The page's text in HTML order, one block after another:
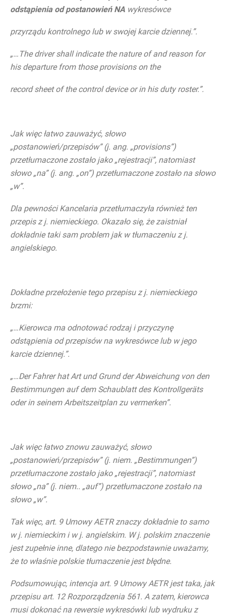
odstąpienia od postanowień NA wykresówce
przyrządu kontrolnego lub w swojej karcie dziennej.”.
„…The driver shall indicate the nature of and reason for
his departure from those provisions on the
record sheet of the control device or in his duty roster.”.
Jak więc łatwo zauważyć, słowo
„postanowień/przepisów” (j. ang. „provisions”)
przetłumaczone zostało jako „rejestracji”, natomiast
słowo „na” (j. ang. „on”) przetłumaczone zostało na słowo
„w”.
Dla pewności Kancelaria przetłumaczyła również ten
przepis z j. niemieckiego. Okazało się, że zaistniał
dokładnie taki sam problem jak w tłumaczeniu z j.
angielskiego.
Dokładne przełożenie tego przepisu z j. niemieckiego
brzmi:
„…Kierowca ma odnotować rodzaj i przyczynę
odstąpienia od przepisów na wykresówce lub w jego
karcie dziennej.”.
„…Der Fahrer hat Art und Grund der Abweichung von den
Bestimmungen auf dem Schaublatt des Kontrollgeräts
oder in seinem Arbeitszeitplan zu vermerken”.
Jak więc łatwo znowu zauważyć, słowo
„postanowień/przepisów” (j. niem. „Bestimmungen”)
przetłumaczone zostało jako „rejestracji”, natomiast
słowo „na” (j. niem.. „auf”) przetłumaczone zostało na
słowo „w”.
Tak więc, art. 9 Umowy AETR znaczy dokładnie to samo
w j. niemieckim i w j. angielskim. W j. polskim znaczenie
jest zupełnie inne, dlatego nie bezpodstawnie uważamy,
że to właśnie polskie tłumaczenie jest błędne.
Podsumowując, intencja art. 9 Umowy AETR jest taka, jak
przepisu art. 12 Rozporządzenia 561. A zatem, kierowca
musi dokonać na rewersie wykresówki lub wydruku z